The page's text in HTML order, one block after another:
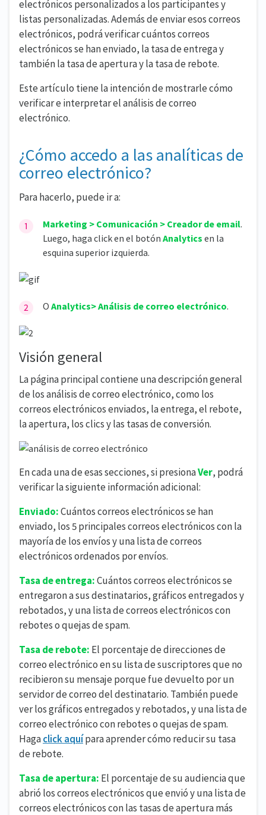
electrónicos personalizados a los participantes y
listas personalizadas. Además de enviar esos correos
electrónicos, podrá verificar cuántos correos
electrónicos se han enviado, la tasa de entrega y
también la tasa de apertura y la tasa de rebote.
Este artículo tiene la intención de mostrarle cómo
verificar e interpretar el análisis de correo
electrónico.
¿Cómo accedo a las analíticas de
correo electrónico?
Para hacerlo, puede ir a:
Marketing > Comunicación > Creador de email.
Luego, haga click en el botón Analytics en la
esquina superior izquierda.
O Analytics> Análisis de correo electrónico.
Visión general
La página principal contiene una descripción general
de los análisis de correo electrónico, como los
correos electrónicos enviados, la entrega, el rebote,
la apertura, los clics y las tasas de conversión.
En cada una de esas secciones, si presionaVer, podrá
verificar la siguiente información adicional:
Enviado:Cuántos correos electrónicos se han
enviado, los 5 principales correos electrónicos con la
mayoría de los envíos y una lista de correos
electrónicos ordenados por envíos.
Tasa de entrega:Cuántos correos electrónicos se
entregaron a sus destinatarios, gráficos entregados y
rebotados, y una lista de correos electrónicos con
rebotes o quejas de spam.
Tasa de rebote: El porcentaje de direcciones de
correo electrónico en su lista de suscriptores que no
recibieron su mensaje porque fue devuelto por un
servidor de correo del destinatario. También puede
ver los gráficos entregados y rebotados, y una lista de
correo electrónico con rebotes o quejas de spam.
Hagaclick aquípara aprender cómo reducir su tasa
de rebote.
Tasa de apertura: El porcentaje de su audiencia que
abrió los correos electrónicos que envió y una lista de
correos electrónicos con las tasas de apertura más